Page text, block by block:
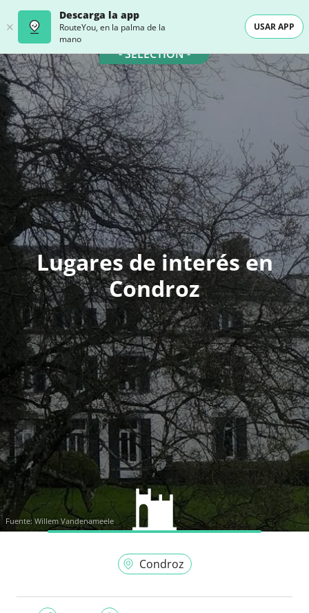
Descarga la app
RouteYou, en la palma de la
mano
USAR APP
- SELECTION -
Lugares de interés en
Condroz
Fuente: Willem Vandenameele
Condroz